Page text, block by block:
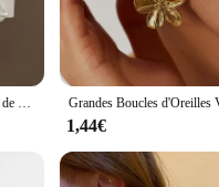
Grande boucle d'oreille fleur de camélia blanc pour femme, bijoux d'oreille en résine exagérés, simple, mariage, meilleur ami, cadeau de Noël
1,44€